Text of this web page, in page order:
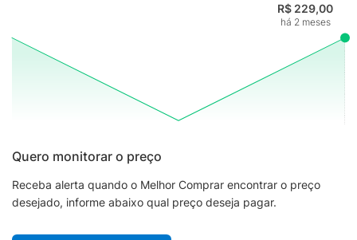
R$ 229,00
há 2 meses
Quero monitorar o preço
Receba alerta quando o Melhor Comprar encontrar o preço
desejado, informe abaixo qual preço deseja pagar.